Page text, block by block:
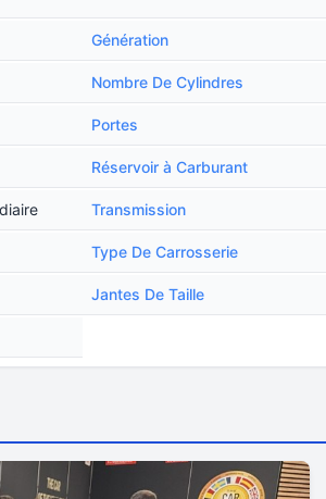
Génération
Nombre De Cylindres
Portes
Réservoir à Carburant
Transmission
Type De Carrosserie
Jantes De Taille